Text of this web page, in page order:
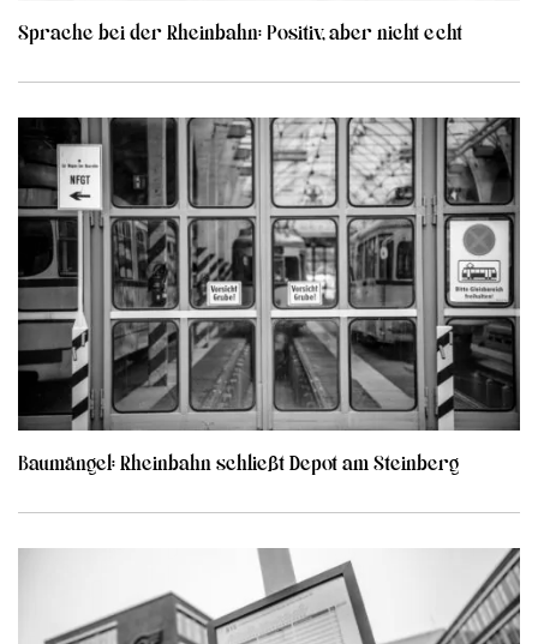
Sprache bei der Rheinbahn: Positiv, aber nicht echt
Baumängel: Rheinbahn schließt Depot am Steinberg